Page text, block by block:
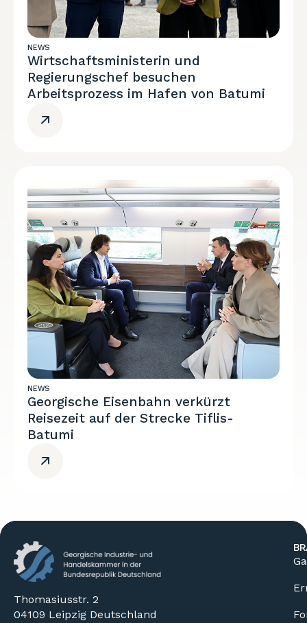
NEWS
Wirtschaftsministerin und
Regierungschef besuchen
Arbeitsprozess im Hafen von Batumi
NEWS
Georgische Eisenbahn verkürzt
Reisezeit auf der Strecke Tiflis-
Batumi
Thomasiusstr. 2
04109 Leipzig Deutschland